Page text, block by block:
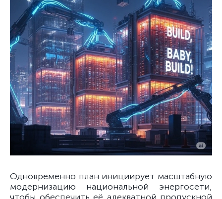
Одновременно план инициирует масштабную
модернизацию национальной энергосети,